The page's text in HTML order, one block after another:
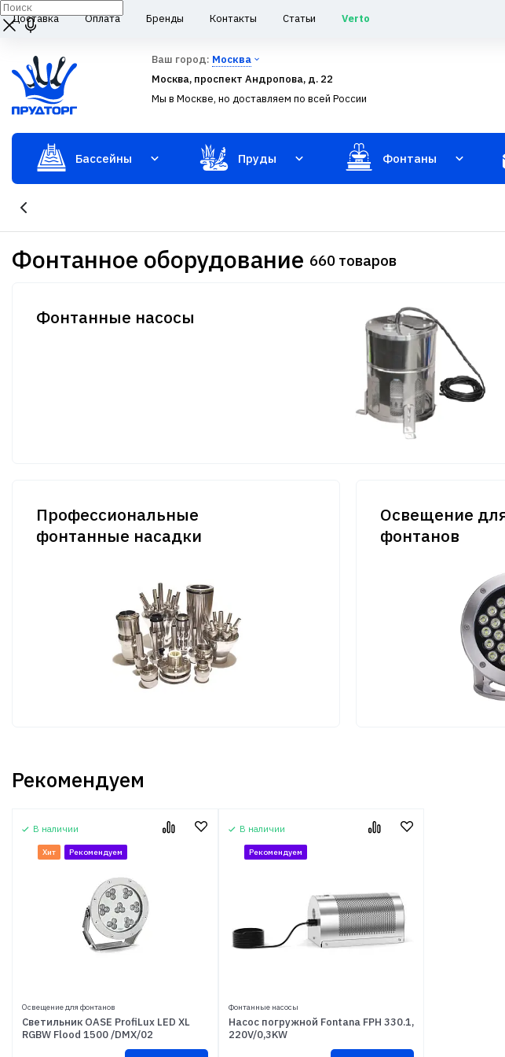
Доставка Оплата Бренды Контакты Статьи Verto
Ваш город: Москва
Москва, проспект Андропова, д. 22
Мы в Москве, но доставляем по всей России
Бассейны Пруды Фонтаны
Фонтанное оборудование 660 товаров
Фонтанные насосы
Профессиональные
фонтанные насадки
Освещение
фонтанов
Рекомендуем
В наличии
Хит Рекомендуем
Освещение для фонтанов
Светильник OASE ProfiLux LED XL
RGBW Flood 1500 /DMX/02
В наличии
Рекомендуем
Фонтанные насосы
Насос погружной Fontana FPH 330.1,
220V/0,3KW